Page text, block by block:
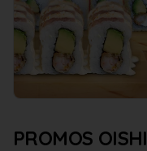
PROMOS OISHI